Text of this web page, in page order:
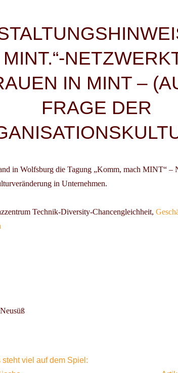
IN MINT –
FRAGE DER
in Wolfsburg die Tagung „Komm, mach MINT“ –
in Unternehmen.
Technik-Diversity-Chancengleichheit,
viel auf dem Spiel: